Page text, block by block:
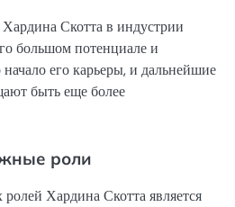
Скотта в индустрии
большом потенциале и
его карьеры, и дальнейшие
быть еще более
роли
Хардина Скотта является